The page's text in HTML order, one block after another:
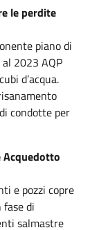
le perdite
piano di
2023 AQP
d’acqua.
condotte per
e pozzi copre
di
salmastre